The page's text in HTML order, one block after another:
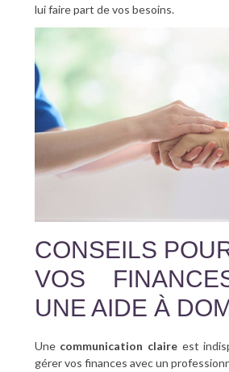
lui faire part de vos besoins.
CONSEILS
VOS
UNE AIDE À
Une communication claireest
gérer vos finances avec un